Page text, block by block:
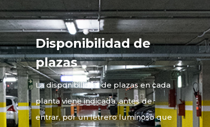
Disponibilidad de
plazas
La disponibilidad de plazas en cada
planta viene indicada, antes de
entrar, por un letrero luminoso que